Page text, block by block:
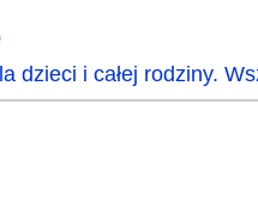
dzieci i całej rodziny.